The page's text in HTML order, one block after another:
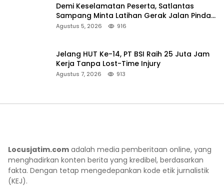
Demi Keselamatan Peserta, Satlantas
Sampang Minta Latihan Gerak Jalan Pindah
ke Lokasi Aman
Agustus 5, 2026 916
Jelang HUT Ke-14, PT BSI Raih 25 Juta Jam
Kerja Tanpa Lost-Time Injury
Agustus 7, 2026 913
Locusjatim.com adalah media pemberitaan online, yang
menghadirkan konten berita yang kredibel, berdasarkan
fakta. Dengan tetap mengedepankan kode etik jurnalistik
(KEJ).